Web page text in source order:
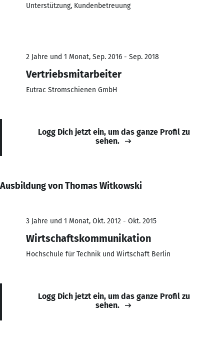
Unterstützung, Kundenbetreuung
2 Jahre und 1 Monat, Sep. 2016 - Sep. 2018
Vertriebsmitarbeiter
Eutrac Stromschienen GmbH
Logg Dich jetzt ein, um das ganze Profil zu
sehen.
Ausbildung von Thomas Witkowski
3 Jahre und 1 Monat, Okt. 2012 - Okt. 2015
Wirtschaftskommunikation
Hochschule für Technik und Wirtschaft Berlin
Logg Dich jetzt ein, um das ganze Profil zu
sehen.